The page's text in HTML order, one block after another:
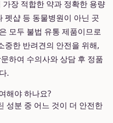
장 적합한 약과 정확한 용량
펫샵 등 동물병원이 아닌 곳
모두 불법 유통 제품이므로
중한 반려견의 안전을 위해,
하여 수의사와 상담 후 정품
.
해야 하나요?
성분 중 어느 것이 더 안전한